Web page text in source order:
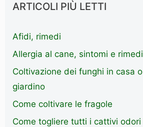
ARTICOLI PIÙ LETTI
Afidi, rimedi
Allergia al cane, sintomi e rimedi
Coltivazione dei funghi in casa o
giardino
Come coltivare le fragole
Come togliere tutti i cattivi odori